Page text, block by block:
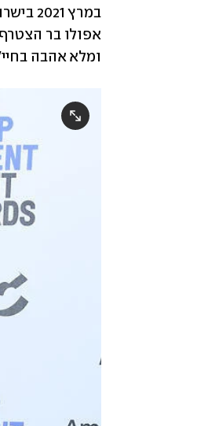
במרץ 2021 בישרה הדוגמנית והשחקנית לעוקביה באינסטגרם כי
ומלא אהבה